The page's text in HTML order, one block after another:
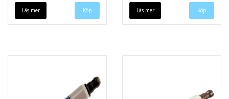
Läs mer Läs mer